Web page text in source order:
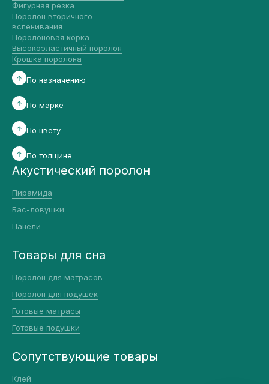
Фигурная резка
Поролон вторичного
вспенивания
Поролоновая корка
Высокоэластичный поролон
Крошка поролона
По назначению
По марке
По цвету
По толщине
Акустический поролон
Пирамида
Бас-ловушки
Панели
Товары для сна
Поролон для матрасов
Поролон для подушек
Готовые матрасы
Готовые подушки
Сопутствующие товары
Клей